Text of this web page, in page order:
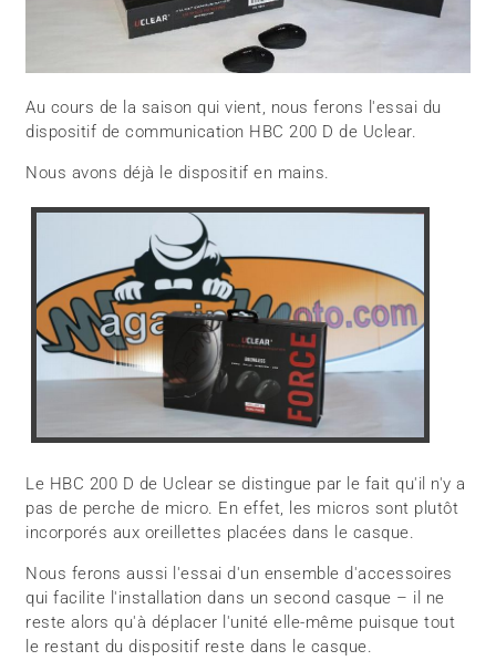
Au cours de la saison qui vient, nous ferons l'essai du
dispositif de communication HBC 200 D de Uclear.
Nous avons déjà le dispositif en mains.
Le HBC 200 D de Uclear se distingue par le fait qu'il n'y a
pas de perche de micro. En effet, les micros sont plutôt
incorporés aux oreillettes placées dans le casque.
Nous ferons aussi l'essai d'un ensemble d'accessoires
qui facilite l'installation dans un second casque – il ne
reste alors qu'à déplacer l'unité elle-même puisque tout
le restant du dispositif reste dans le casque.